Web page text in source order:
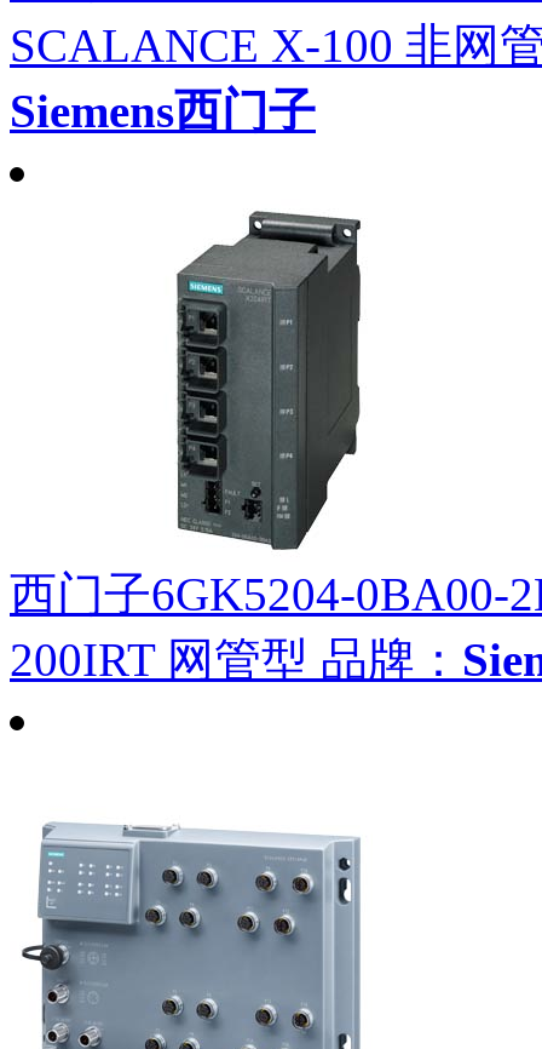
SCALANCE X-100 非网
Siemens西门子
西门子6GK5204-0BA00-
200IRT 网管型 品牌：